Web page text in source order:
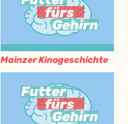
Mainzer Kinogeschichte